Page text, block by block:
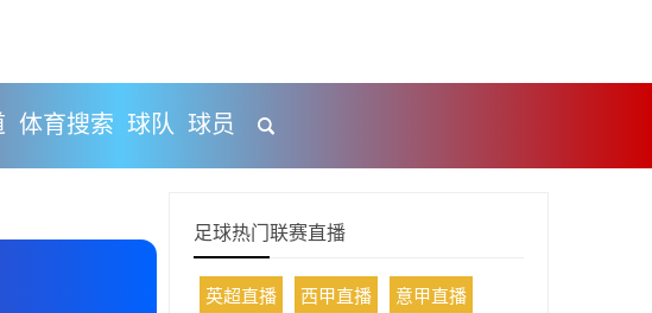
体育搜索 球队 球员
足球热门联赛直播
英超直播 西甲直播 意甲直播